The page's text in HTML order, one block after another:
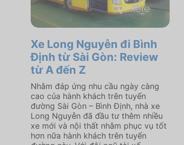
Xe Long Nguyễn đi Bình
Định từ Sài Gòn: Review
từ A đến Z
Nhằm đáp ứng nhu cầu ngày càng
cao của hành khách trên tuyến
đường Sài Gòn – Bình Định, nhà xe
Long Nguyễn đã đầu tư thêm nhiều
xe mới và nội thất nhằm phục vụ tốt
hơn nữa hành khách trên tuyến